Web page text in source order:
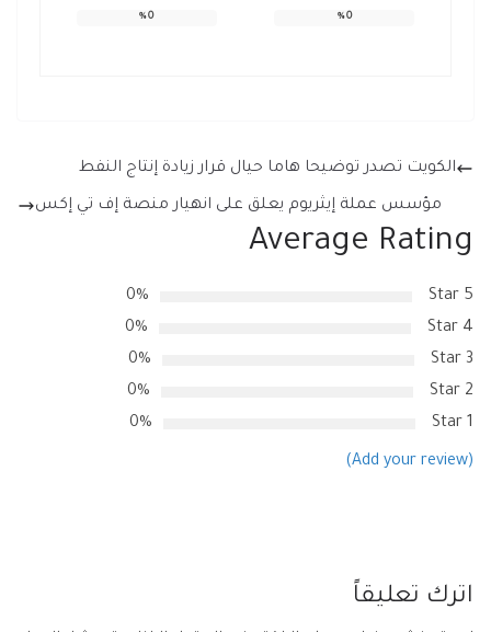
0
%
0
%
الكويت تصدر توضيحا هاما حيال قرار زيادة إنتاج النفط
مؤسس عملة إيثريوم يعلق على انهيار منصة إف تي إكس
Average Rating
5 Star
0%
4 Star
0%
3 Star
0%
2 Star
0%
1 Star
0%
(Add your review)
اترك تعليقاً